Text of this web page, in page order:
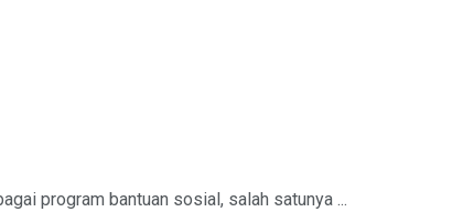
program bantuan sosial, salah satunya ...